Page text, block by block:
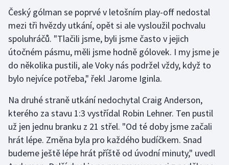
Triatlon
Veslování
Vodní slalom
Volejbal
Ostatní
Český gólman se poprvé v letošním play-off nedostal
mezi tři hvězdy utkání, opět si ale vysloužil pochvalu
spoluhráčů. "Tlačili jsme, byli jsme často v jejich
útočném pásmu, měli jsme hodně gólovek. I my jsme je
do několika pustili, ale Voky nás podržel vždy, když to
bylo nejvíce potřeba," řekl Jarome Iginla.
Na druhé straně utkání nedochytal Craig Anderson,
kterého za stavu 1:3 vystřídal Robin Lehner. Ten pustil
už jen jednu branku z 21 střel. "Od té doby jsme začali
hrát lépe. Změna byla pro každého budíčkem. Snad
budeme ještě lépe hrát příště od úvodní minuty," uvedl